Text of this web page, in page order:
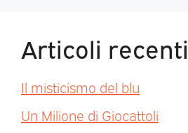
Articoli recenti
Il misticismo del blu
Un Milione di Giocattoli